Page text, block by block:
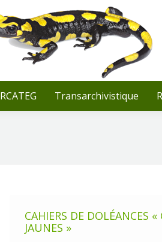
Recherche
:
Transarchivistique
CAHIERS DE DOLÉANCES «
JAUNES »